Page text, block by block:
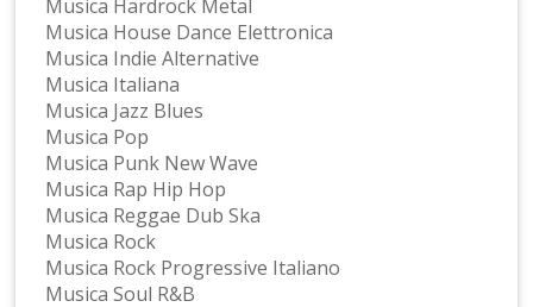
Musica Hardrock Metal
Musica House Dance Elettronica
Musica Indie Alternative
Musica Italiana
Musica Jazz Blues
Musica Pop
Musica Punk New Wave
Musica Rap Hip Hop
Musica Reggae Dub Ska
Musica Rock
Musica Rock Progressive Italiano
Musica Soul R&B